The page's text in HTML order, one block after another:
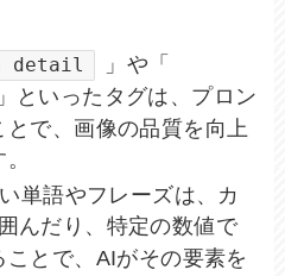
detail 」や「
」といったタグは、プロン
で、画像の品質を向上
単語やフレーズは、カ
んだり、特定の数値で
とで、AIがその要素を